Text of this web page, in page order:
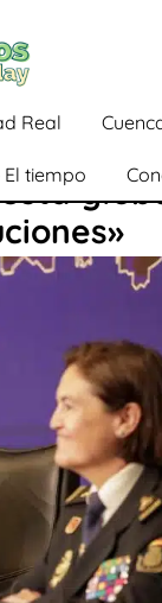
Real
tiempo